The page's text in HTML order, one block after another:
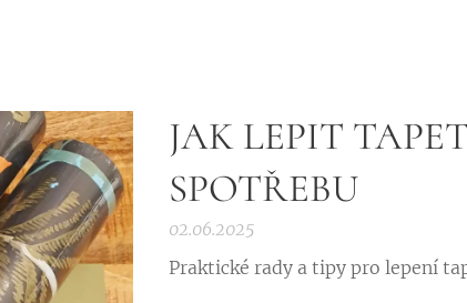
JAK LEPIT
SPOTŘEBU
02.06.2025
Praktické rady a tipy pro lepení